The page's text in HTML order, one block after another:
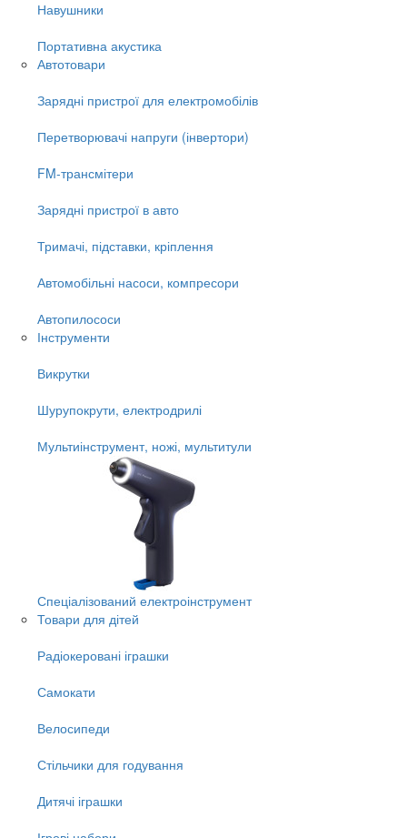
Навушники
Портативна акустика
Автотовари
Зарядні пристрої для електромобілів
Перетворювачі напруги (інвертори)
FM-трансмітери
Зарядні пристрої в авто
Тримачі, підставки, кріплення
Автомобільні насоси, компресори
Автопилососи
Інструменти
Викрутки
Шурупокрути, електродрилі
Мультиінструмент, ножі, мультитули
Спеціалізований електроінструмент
Товари для дітей
Радіокеровані іграшки
Самокати
Велосипеди
Стільчики для годування
Дитячі іграшки